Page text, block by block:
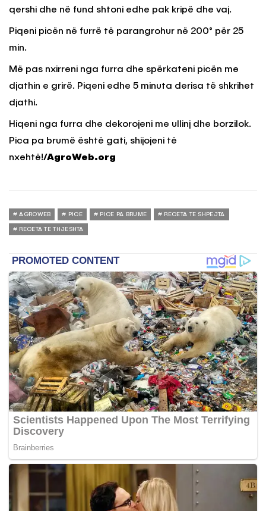
qershi dhe në fund shtoni edhe pak kripë dhe vaj.
Piqeni picën në furrë të parangrohur në 200° për 25
min.
Më pas nxirreni nga furra dhe spërkateni picën me
djathin e grirë. Piqeni edhe 5 minuta derisa të shkrihet
djathi.
Hiqeni nga furra dhe dekorojeni me ullinj dhe borzilok.
Pica pa brumë është gati, shijojeni të
nxehtë!/AgroWeb.org
AGROWEB PICE PICE PA BRUME RECETA TE SHPEJTA
RECETA TE THJESHTA